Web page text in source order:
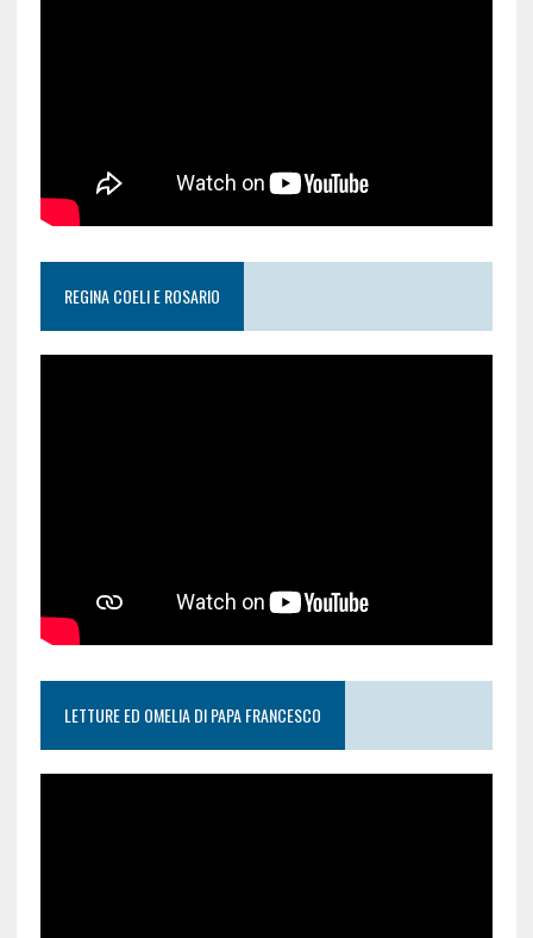
REGINA COELI E ROSARIO
LETTURE ED OMELIA DI PAPA FRANCESCO